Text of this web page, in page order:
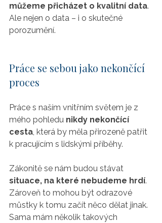
můžeme přicházet o kvalitní data.
Ale nejen o data – i o skutečné
porozumění.
Práce se sebou jako nekončící
proces
Práce s naším vnitřním světem je z
mého pohledu nikdy nekončící
cesta, která by měla přirozeně patřit
k pracujícím s lidskými příběhy.
Zákonitě se nám budou stávat
situace, na které nebudeme hrdí.
Zároveň to mohou být odrazové
můstky k tomu začít něco dělat jinak.
Sama mám několik takových